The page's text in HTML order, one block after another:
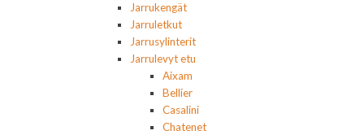
Jarrukengät
Jarruletkut
Jarrusylinterit
Jarrulevyt etu
Aixam
Bellier
Casalini
Chatenet